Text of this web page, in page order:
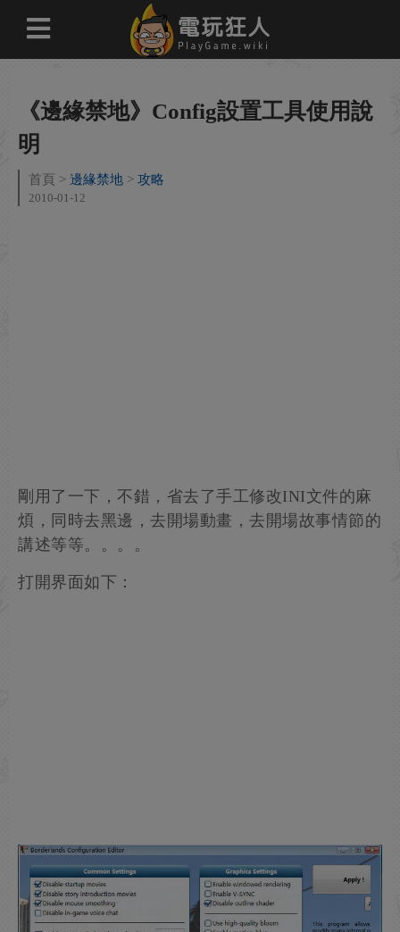
《邊緣禁地》Config設置工具使用說
明
首頁 邊緣禁地 攻略
2010-01-12
剛用了一下，不錯，省去了手工修改INI文件的麻
煩，同時去黑邊，去開場動畫，去開場故事情節的
講述等等。。。。
打開界面如下：